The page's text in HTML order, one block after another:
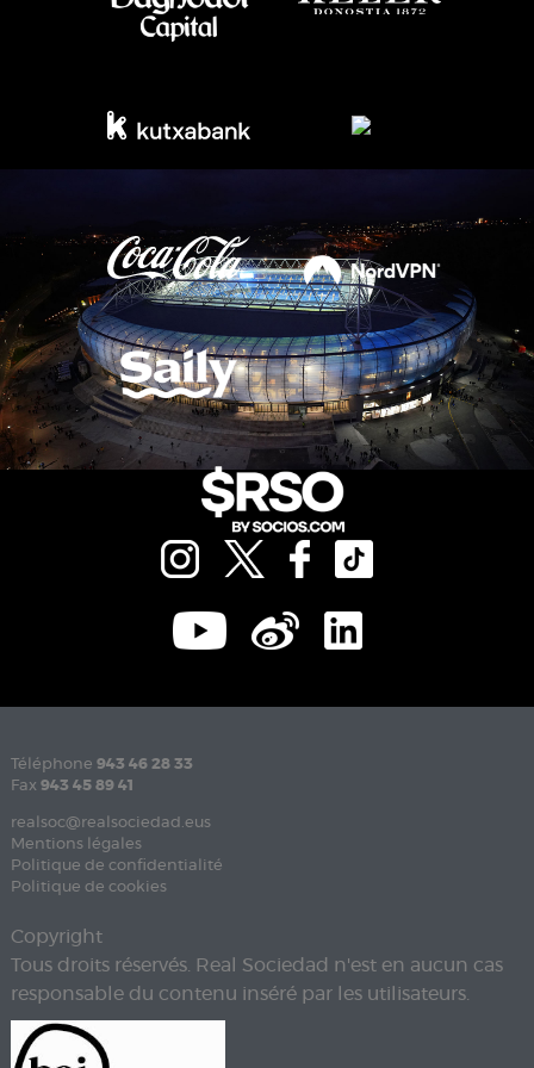
Téléphone 943 46 28 33
Fax 943 45 89 41
realsoc@realsociedad.eus
Mentions légales
Politique de confidentialité
Politique de cookies
Copyright
Tous droits réservés. Real Sociedad n'est en aucun cas
responsable du contenu inséré par les utilisateurs.